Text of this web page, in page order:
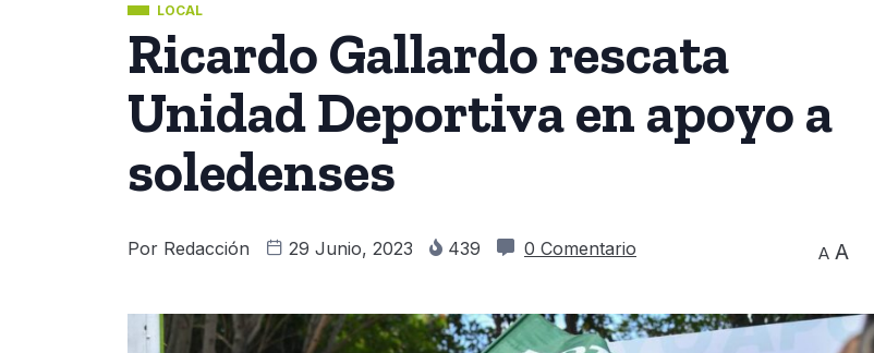
LOCAL
Ricardo Gallardo rescata
Unidad Deportiva en apoyo a
soledenses
Por Redacción 29 Junio, 2023 439 0 Comentario A A